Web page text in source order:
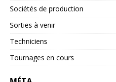
Sociétés de production
Sorties à venir
Techniciens
Tournages en cours